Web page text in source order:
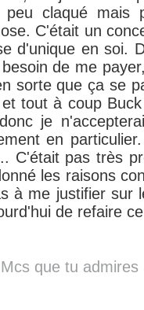
claqué mais
C'était un
d'unique en soi.
de me
sorte que ça se
tout à coup
je
en
C'était pas très
les raisons
à me justifier sur
de refaire
que tu admires